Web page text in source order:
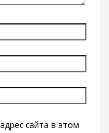
сайта в этом